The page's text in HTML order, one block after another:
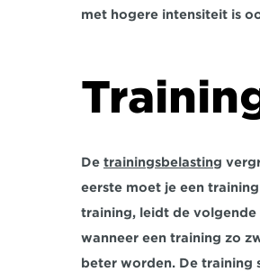
met hogere intensiteit is
De trainingsbelasting
eerste moet je een
training, leidt de volgende
wanneer een training zo
beter worden. De training